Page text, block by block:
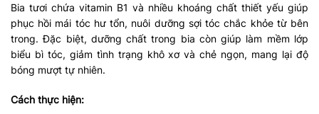
Bia tươi chứa vitamin B1 và nhiều khoáng chất thiết yếu giúp
phục hồi mái tóc hư tổn, nuôi dưỡng sợi tóc chắc khỏe từ bên
trong. Đặc biệt, dưỡng chất trong bia còn giúp làm mềm lớp
biểu bì tóc, giảm tình trạng khô xơ và chẻ ngọn, mang lại độ
bóng mượt tự nhiên.
Cách thực hiện: